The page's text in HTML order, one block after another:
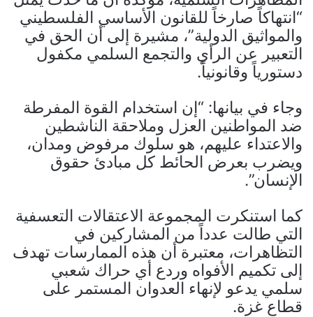
“انتهاكاً صارخاً للقانون الأساسي الفلسطيني
والمواثيق الدولية”، مشيرة إلى أن الحق في
التعبير عن الرأي والتجمع السلمي مكفول
دستورياً وقانونياً.
وجاء في بيانها: “إن استخدام القوة المفرطة
ضد المواطنين العزل وملاحقة الناشطين
والاعتداء عليهم، هو سلوك مرفوض ومدان،
ويضرب بعرض الحائط كل مبادئ حقوق
الإنسان”.
كما استنكرت المجموعة الاعتقالات التعسفية
التي طالت عدداً من المشاركين في
التظاهرات، معتبرة أن هذه الممارسات تهدف
إلى تكميم الأفواه وردع أي حراك شعبي
سلمي يدعو لإنهاء العدوان المستمر على
قطاع غزة.